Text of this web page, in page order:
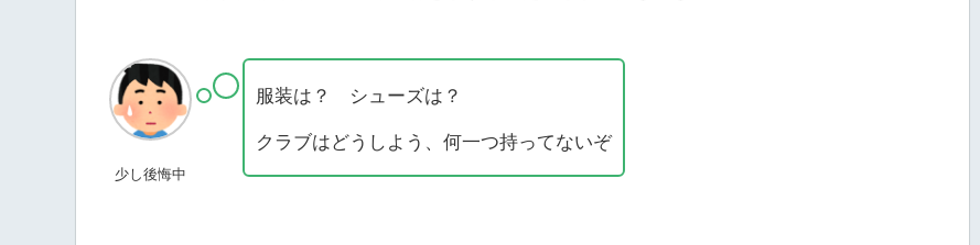
少し後悔中
服装は？ シューズは？
クラブはどうしよう、何一つ持ってないぞ